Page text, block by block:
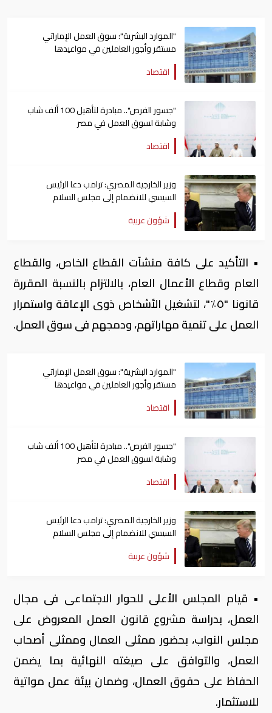
"الموارد البشرية": سوق العمل الإماراتي
مستقر وأجور العاملين في مواعيدها
اقتصاد
"جسور الفرص".. مبادرة لتأهيل 100 ألف شاب
وشابة لسوق العمل في مصر
اقتصاد
وزير الخارجية المصري: ترامب دعا الرئيس
السيسي للانضمام إلى مجلس السلام
شؤون عربية
• التأكيد على كافة منشآت القطاع الخاص، والقطاع
العام وقطاع الأعمال العام، بالالتزام بالنسبة المقررة
قانونا "٥٪"، لتشغيل الأشخاص ذوى الإعاقة واستمرار
العمل على تنمية مهاراتهم، ودمجهم فى سوق العمل.
"الموارد البشرية": سوق العمل الإماراتي
مستقر وأجور العاملين في مواعيدها
اقتصاد
"جسور الفرص".. مبادرة لتأهيل 100 ألف شاب
وشابة لسوق العمل في مصر
اقتصاد
وزير الخارجية المصري: ترامب دعا الرئيس
السيسي للانضمام إلى مجلس السلام
شؤون عربية
• قيام المجلس الأعلى للحوار الاجتماعى فى مجال
العمل، بدراسة مشروع قانون العمل المعروض على
مجلس النواب، بحضور ممثلى العمال وممثلى أصحاب
العمل، والتوافق على صيغته النهائية بما يضمن
الحفاظ على حقوق العمال، وضمان بيئة عمل مواتية
للاستثمار.